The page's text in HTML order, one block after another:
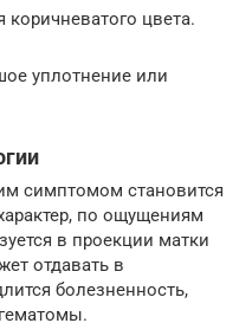
цвета.
уплотнение или
симптомом становится
по ощущениям
в проекции матки
отдавать в
болезненность,